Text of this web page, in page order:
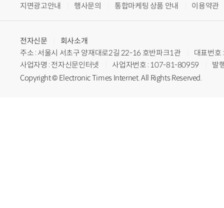
지면광고안내 행사문의 통합마케팅 상품 안내 이용약관
전자신문
회사소개
주소 : 서울시 서초구 양재대로2길 22-16 호반파크1관
대표번
사업자명 : 전자신문인터넷
사업자번호 : 107-81-80959
발
Copyright © Electronic Times Internet. All Rights Reserved.